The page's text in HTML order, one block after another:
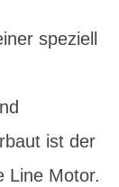
speziell
ist der
Line Motor.